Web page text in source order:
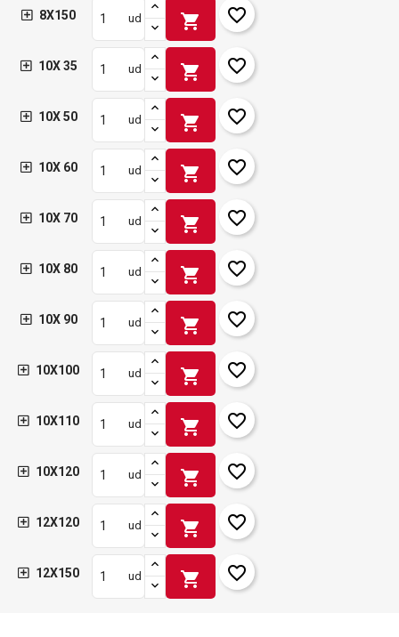
8X150 ud shopping_cart favorite_border
10X 35 ud shopping_cart favorite_border
10X 50 ud shopping_cart favorite_border
10X 60 ud shopping_cart favorite_border
10X 70 ud shopping_cart favorite_border
10X 80 ud shopping_cart favorite_border
10X 90 ud shopping_cart favorite_border
10X100 ud shopping_cart favorite_border
10X110 ud shopping_cart favorite_border
10X120 ud shopping_cart favorite_border
12X120 ud shopping_cart favorite_border
12X150 ud shopping_cart favorite_border